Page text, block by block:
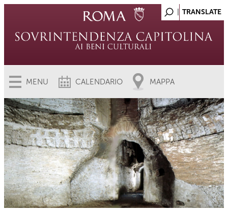
MENU CALENDARIO MAPPA